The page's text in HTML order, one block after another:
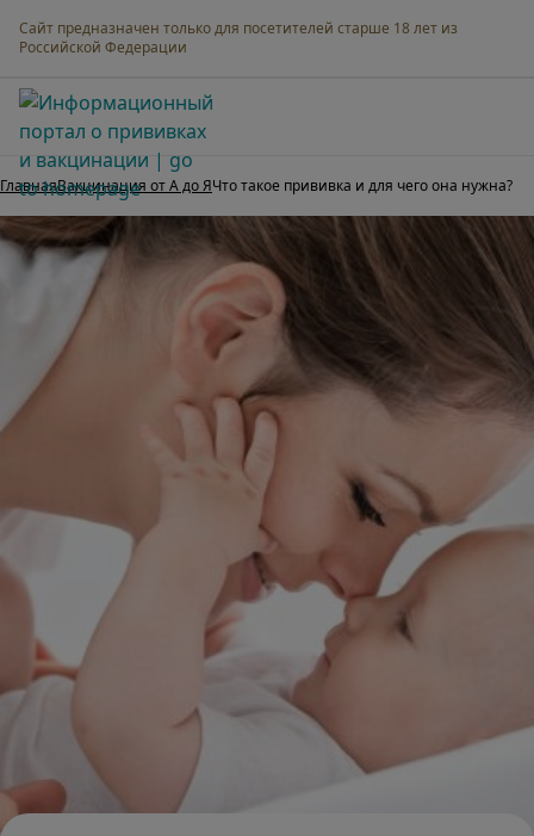
Сайт предназначен только для посетителей старше 18 лет из
Российской Федерации
Мама о прививках
Все об инфекциях
Вакцинация от А до Я
Прививки детям и взрослым
Найти клинику
Памятки и листовки
ГлавнаяВакцинация от А до ЯЧто такое прививка и для чего она нужна?